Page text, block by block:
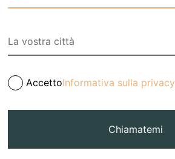
AccettoInformativa sulla privacy
Chiamatemi